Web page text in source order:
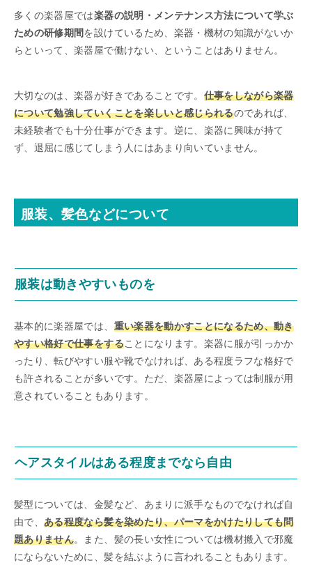
多くの楽器屋では楽器の説明・メンテナンス方法について学ぶ
ための研修期間を設けているため、楽器・機材の知識がないか
らといって、楽器屋で働けない、ということはありません。
大切なのは、楽器が好きであることです。 仕事をしながら楽器
について勉強していくことを楽しいと感じられるのであれば、
未経験者でも十分仕事ができます。逆に、楽器に興味が持て
ず、退屈に感じてしまう人にはあまり向いていません。
服装、髪色などについて
服装は動きやすいものを
基本的に楽器屋では、 重い楽器を動かすことになるため、動き
やすい格好で仕事をすることになります。楽器に服が引っかか
ったり、転びやすい服や靴でなければ、ある程度ラフな格好で
も許されることが多いです。ただ、楽器屋によっては制服が用
意されていることもあります。
ヘアスタイルはある程度までなら自由
髪型については、金髪など、あまりに派手なものでなければ自
由で、ある程度なら髪を染めたり、パーマをかけたりしても問
題ありません。また、髪の長い女性については機材搬入で邪魔
にならないために、髪を結ぶように言われることもあります。